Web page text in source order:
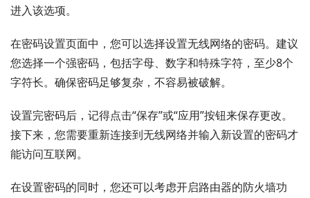
进入该选项。
在密码设置页面中，您可以选择设置无线网络的密码。建议
您选择一个强密码，包括字母、数字和特殊字符，至少8个
字符长。确保密码足够复杂，不容易被破解。
设置完密码后，记得点击“保存”或“应用”按钮来保存更改。
接下来，您需要重新连接到无线网络并输入新设置的密码才
能访问互联网。
在设置密码的同时，您还可以考虑开启路由器的防火墙功